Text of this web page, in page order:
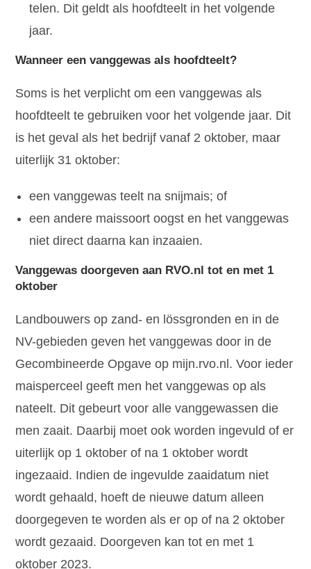
telen. Dit geldt als hoofdteelt in het volgende
jaar.
Wanneer een vanggewas als hoofdteelt?
Soms is het verplicht om een vanggewas als
hoofdteelt te gebruiken voor het volgende jaar. Dit
is het geval als het bedrijf vanaf 2 oktober, maar
uiterlijk 31 oktober:
een vanggewas teelt na snijmais; of
een andere maissoort oogst en het vanggewas
niet direct daarna kan inzaaien.
Vanggewas doorgeven aan RVO.nl tot en met 1
oktober
Landbouwers op zand- en lössgronden en in de
NV-gebieden geven het vanggewas door in de
Gecombineerde Opgave op mijn.rvo.nl. Voor ieder
maisperceel geeft men het vanggewas op als
nateelt. Dit gebeurt voor alle vanggewassen die
men zaait. Daarbij moet ook worden ingevuld of er
uiterlijk op 1 oktober of na 1 oktober wordt
ingezaaid. Indien de ingevulde zaaidatum niet
wordt gehaald, hoeft de nieuwe datum alleen
doorgegeven te worden als er op of na 2 oktober
wordt gezaaid. Doorgeven kan tot en met 1
oktober 2023.